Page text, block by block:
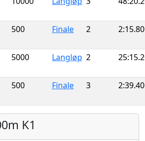
500 Finale 2 2:15.80
5000 Langløp 2
500 Finale 3 2:39.40
K1